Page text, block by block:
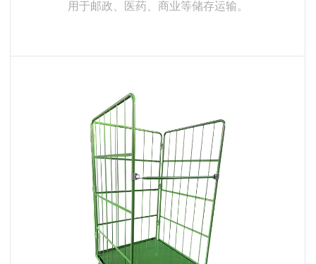
用于邮政、医药、商业等储存运输。